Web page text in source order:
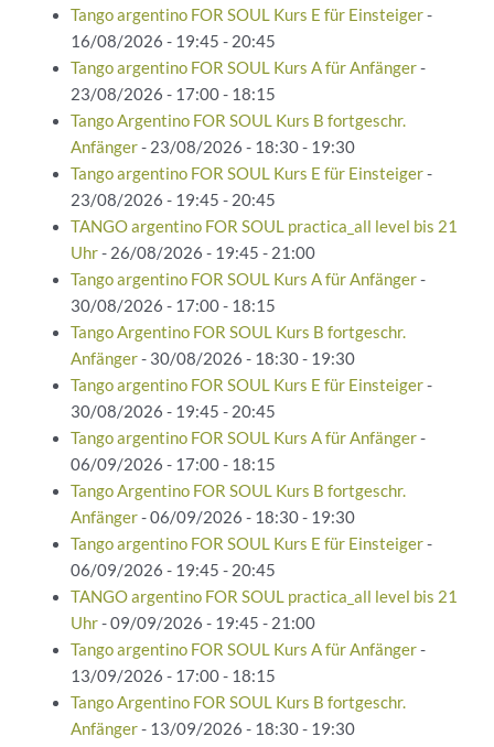
Tango argentino FOR SOUL Kurs E für Einsteiger-
16/08/2026 - 19:45 - 20:45
Tango argentino FOR SOUL Kurs A für Anfänger-
23/08/2026 - 17:00 - 18:15
Tango Argentino FOR SOUL Kurs B fortgeschr.
Anfänger- 23/08/2026 - 18:30 - 19:30
Tango argentino FOR SOUL Kurs E für Einsteiger-
23/08/2026 - 19:45 - 20:45
TANGO argentino FOR SOUL practica_all level bis 21
Uhr- 26/08/2026 - 19:45 - 21:00
Tango argentino FOR SOUL Kurs A für Anfänger-
30/08/2026 - 17:00 - 18:15
Tango Argentino FOR SOUL Kurs B fortgeschr.
Anfänger- 30/08/2026 - 18:30 - 19:30
Tango argentino FOR SOUL Kurs E für Einsteiger-
30/08/2026 - 19:45 - 20:45
Tango argentino FOR SOUL Kurs A für Anfänger-
06/09/2026 - 17:00 - 18:15
Tango Argentino FOR SOUL Kurs B fortgeschr.
Anfänger- 06/09/2026 - 18:30 - 19:30
Tango argentino FOR SOUL Kurs E für Einsteiger-
06/09/2026 - 19:45 - 20:45
TANGO argentino FOR SOUL practica_all level bis 21
Uhr- 09/09/2026 - 19:45 - 21:00
Tango argentino FOR SOUL Kurs A für Anfänger-
13/09/2026 - 17:00 - 18:15
Tango Argentino FOR SOUL Kurs B fortgeschr.
Anfänger- 13/09/2026 - 18:30 - 19:30